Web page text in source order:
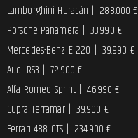
Lamborghini Huracán | 288.000 €
Porsche Panamera | 33.990 €
Mercedes-Benz E 220 | 39.990 €
Audi RS3 | 72.900 €
Alfa Romeo Sprint | 46.990 €
Cupra Terramar | 39.900 €
Ferrari 488 GTS | 234.900 €